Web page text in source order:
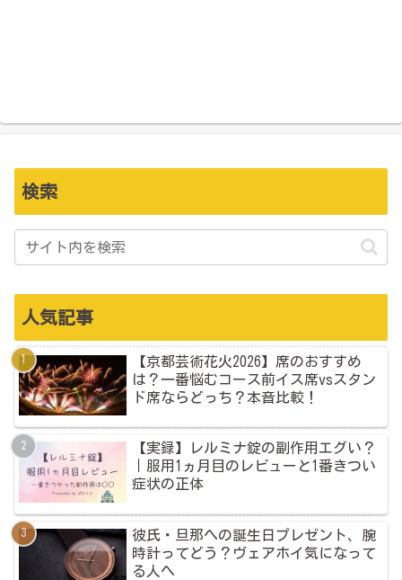
検索
人気記事
【京都芸術花火2026】席のおすすめ
は？一番悩むコース前イス席vsスタン
ド席ならどっち？本音比較！
【実録】レルミナ錠の副作用エグい？
｜服用1ヵ月目のレビューと1番きつい
症状の正体
彼氏・旦那への誕生日プレゼント、腕
時計ってどう？ヴェアホイ気になって
る人へ